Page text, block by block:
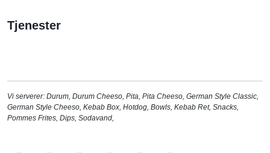
Tjenester
Vi serverer: Durum, Durum Cheeso, Pita, Pita Cheeso, German Style Classic,
German Style Cheeso, Kebab Box, Hotdog, Bowls, Kebab Ret, Snacks,
Pommes Frites, Dips, Sodavand,